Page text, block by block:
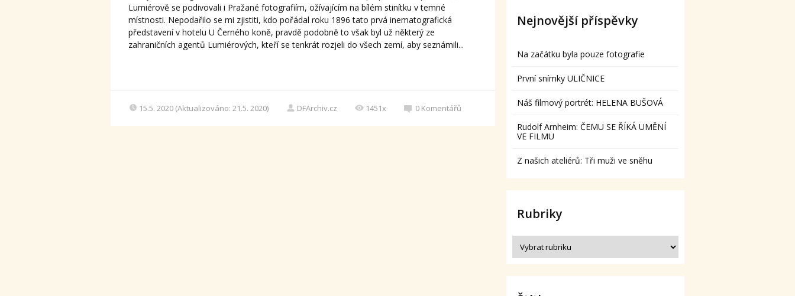
Lumiérově se podivovali i Pražané fotografiím, ožívajícím na bílém stinítku v temné
místnosti. Nepodařilo se mi zjistiti, kdo pořádal roku 1896 tato prvá inematografická
představení v hotelu U Černého koně, pravdě podobně to však byl už některý ze
zahraničních agentů Lumiérových, kteří se tenkrát rozjeli do všech zemí, aby seznámili...
15.5. 2020 (Aktualizováno: 21.5. 2020) DFArchiv.cz 1451x 0 Komentářů
Nejnovější příspěvky
Na začátku byla pouze fotografie
První snímky ULIČNICE
Náš filmový portrét: HELENA BUŠOVÁ
Rudolf Arnheim: ČEMU SE ŘÍKÁ UMĚNÍ
VE FILMU
Z našich ateliérů: Tři muži ve sněhu
Rubriky